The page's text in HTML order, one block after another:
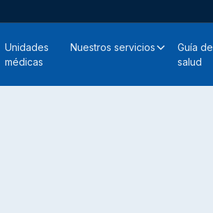
Unidades
médicas
Nuestros servicios
Guía de
salud